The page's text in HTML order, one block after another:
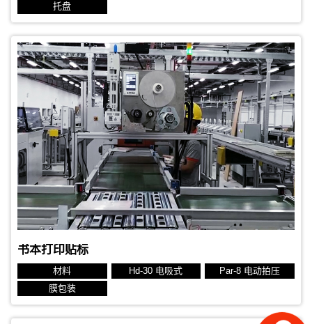
托盘
书本打印贴标
材料 Hd-30 电吸式
Par-8 电动拍压
膜包装